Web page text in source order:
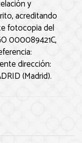
y
acreditando
fotocopia del
000089421C,
dirección:
(Madrid).